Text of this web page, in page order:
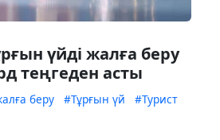
үйді жалға беру
теңгеден асты
беру #Тұрғын үй
#Турист